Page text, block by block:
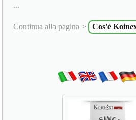
...
Continua alla pagina > Cos'è